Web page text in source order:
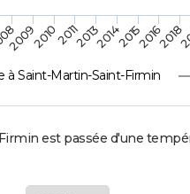
Saint-Martin-Saint-Firmin
2014
2009201020112013 201520162018
est passée d'une